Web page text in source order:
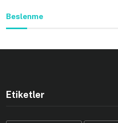
Beslenme
Etiketler